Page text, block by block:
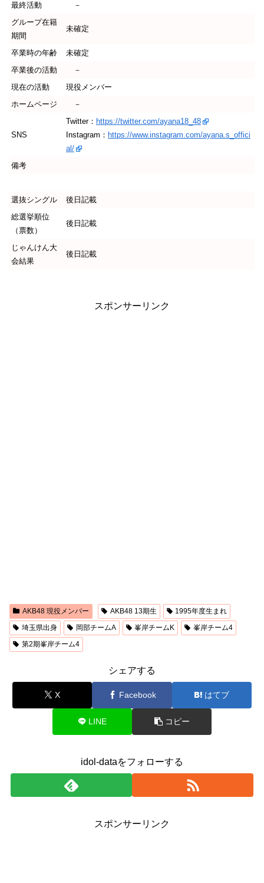
最終活動
－
グループ在籍
期間
未確定
卒業時の年齢
未確定
卒業後の活動
－
現在の活動
現役メンバー
ホームページ
－
SNS
Twitter： https://twitter.com/ayana18_48
Instagram： https://www.instagram.com/ayana.s_offici
al/
備考
選抜シングル
後日記載
総選挙順位
（票数）
後日記載
じゃんけん大
会結果
後日記載
スポンサーリンク
AKB48 現役メンバー AKB48 13期生
1995年度生まれ
埼玉県出身
岡部チームA 峯岸チームK
峯岸チーム4
第2期峯岸チーム4
シェアする
X Facebook はてブ
LINE コピー
idol-dataをフォローする
スポンサーリンク